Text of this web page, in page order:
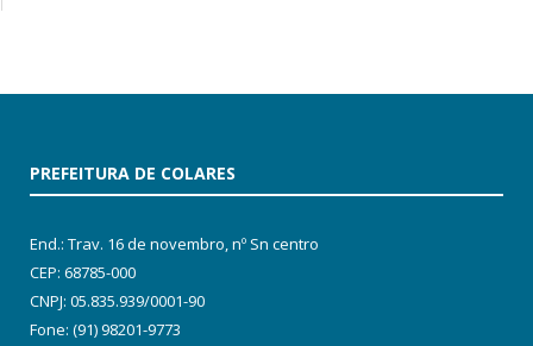
PREFEITURA DE COLARES
End.: Trav. 16 de novembro, nº Sn centro
CEP: 68785-000
CNPJ: 05.835.939/0001-90
Fone: (91) 98201-9773